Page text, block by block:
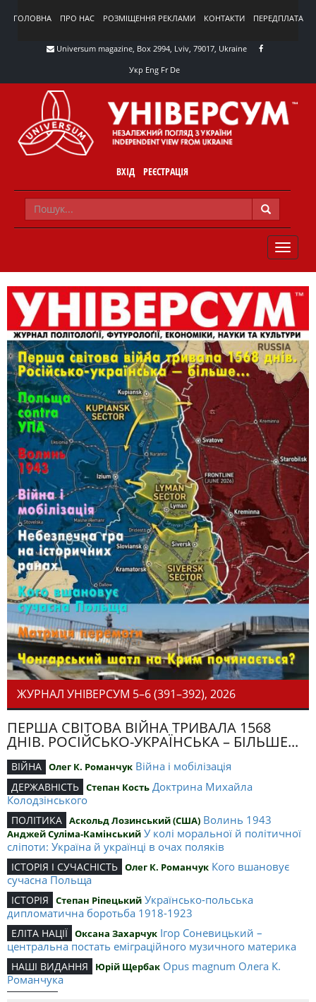
ГОЛОВНА ПРО НАС РОЗМІЩЕННЯ РЕКЛАМИ КОНТАКТИ ПЕРЕДПЛАТА
Universum magazine, Box 2994, Lviv, 79017, Ukraine
Укр Eng Fr De
ВХІД РЕЄСТРАЦІЯ
TOGGLE
ЖУРНАЛ УНІВЕРСУМ 5–6 (391–392), 2026
ПЕРША СВІТОВА ВІЙНА ТРИВАЛА 1568
ДНІВ. РОСІЙСЬКО-УКРАЇНСЬКА – БІЛЬШЕ...
ВІЙНА Олег К. Романчук Війна і мобілізація
ДЕРЖАВНІСТЬ Степан Кость Доктрина Михайла
Колодзінського
ПОЛІТИКА Аскольд Лозинський (США) Волинь 1943
Анджей Суліма-Камінський У колі моральної й політичної
сліпоти: Україна й українці в очах поляків
ІСТОРІЯ І СУЧАСНІСТЬ Олег К. Романчук Кого вшановує
сучасна Польща
ІСТОРІЯ Степан Ріпецький Українсько-польська
дипломатична боротьба 1918-1923
ЕЛІТА НАЦІЇ Оксана Захарчук Ігор Соневицький –
центральна постать еміграційного музичного материка
НАШІ ВИДАННЯ Юрій Щербак Opus magnum Олега К.
Романчука